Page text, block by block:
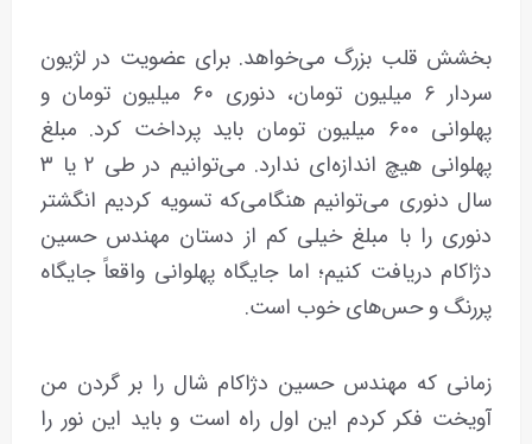
بخشش قلب بزرگ می‌خواهد. برای عضویت در لژیون
سردار ۶ میلیون تومان، دنوری ۶۰ میلیون تومان و
پهلوانی ۶۰۰ میلیون تومان باید پرداخت کرد. مبلغ
پهلوانی هیچ اندازه‌ای ندارد. می‌توانیم در طی ۲ یا ۳
سال دنوری می‌توانیم هنگامی‌که تسویه کردیم انگشتر
دنوری را با مبلغ خیلی کم از دستان مهندس حسین
دژاکام دریافت کنیم؛ اما جایگاه پهلوانی واقعاً جایگاه
پررنگ و حس‌های خوب است.
زمانی که مهندس حسین دژاکام شال را بر گردن من
آویخت فکر کردم این اول راه است و باید این نور را